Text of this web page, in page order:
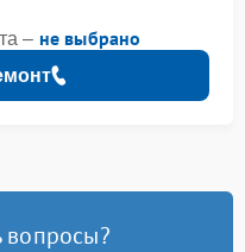
– не выбрано
вопросы?